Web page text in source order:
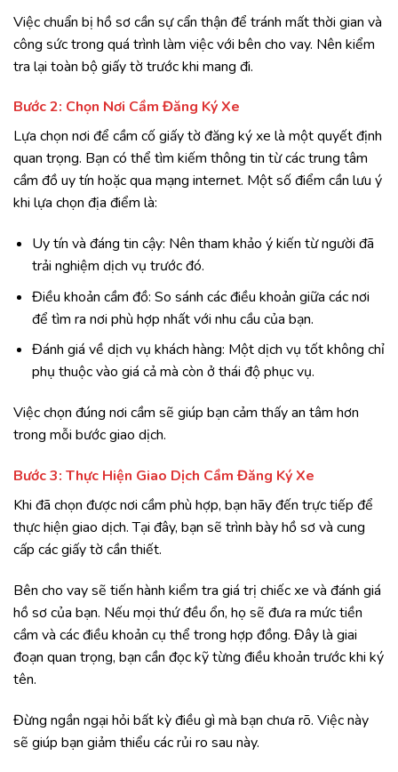
Việc chuẩn bị hồ sơ cần sự cẩn thận để tránh mất thời gian và
công sức trong quá trình làm việc với bên cho vay. Nên kiểm
tra lại toàn bộ giấy tờ trước khi mang đi.
Bước 2: Chọn Nơi Cầm Đăng Ký Xe
Lựa chọn nơi để cầm cố giấy tờ đăng ký xe là một quyết định
quan trọng. Bạn có thể tìm kiếm thông tin từ các trung tâm
cầm đồ uy tín hoặc qua mạng internet. Một số điểm cần lưu ý
khi lựa chọn địa điểm là:
Uy tín và đáng tin cậy: Nên tham khảo ý kiến từ người đã
trải nghiệm dịch vụ trước đó.
Điều khoản cầm đồ: So sánh các điều khoản giữa các nơi
để tìm ra nơi phù hợp nhất với nhu cầu của bạn.
Đánh giá về dịch vụ khách hàng: Một dịch vụ tốt không chỉ
phụ thuộc vào giá cả mà còn ở thái độ phục vụ.
Việc chọn đúng nơi cầm sẽ giúp bạn cảm thấy an tâm hơn
trong mỗi bước giao dịch.
Bước 3: Thực Hiện Giao Dịch Cầm Đăng Ký Xe
Khi đã chọn được nơi cầm phù hợp, bạn hãy đến trực tiếp để
thực hiện giao dịch. Tại đây, bạn sẽ trình bày hồ sơ và cung
cấp các giấy tờ cần thiết.
Bên cho vay sẽ tiến hành kiểm tra giá trị chiếc xe và đánh giá
hồ sơ của bạn. Nếu mọi thứ đều ổn, họ sẽ đưa ra mức tiền
cầm và các điều khoản cụ thể trong hợp đồng. Đây là giai
đoạn quan trọng, bạn cần đọc kỹ từng điều khoản trước khi ký
tên.
Đừng ngần ngại hỏi bất kỳ điều gì mà bạn chưa rõ. Việc này
sẽ giúp bạn giảm thiểu các rủi ro sau này.